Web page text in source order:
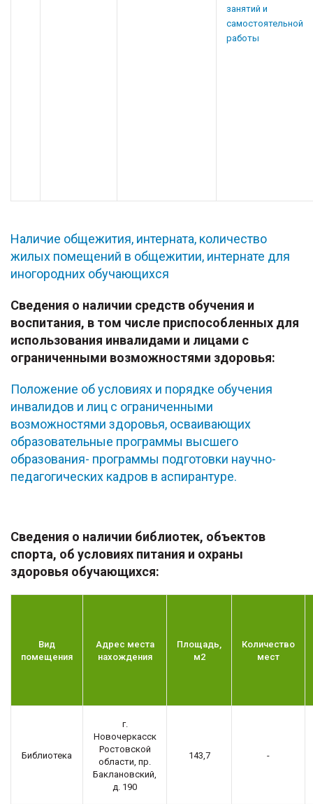
занятий и
самостоятельной
работы
Наличие общежития, интерната, количество
жилых помещений в общежитии, интернате для
иногородних обучающихся
Сведения о наличии средств обучения и
воспитания, в том числе приспособленных для
использования инвалидами и лицами с
ограниченными возможностями здоровья:
Положение об условиях и порядке обучения
инвалидов и лиц с ограниченными
возможностями здоровья, осваивающих
образовательные программы высшего
образования- программы подготовки научно-
педагогических кадров в аспирантуре.
Сведения о наличии библиотек, объектов
спорта, об условиях питания и охраны
здоровья обучающихся:
Вид
помещения
Адрес места
нахождения
Площадь,
м2
Количество
мест
Библиотека
г.
Новочеркасск
Ростовской
области, пр.
Баклановский,
д. 190
143,7 -